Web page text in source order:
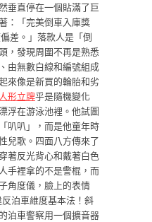
垂直停在一個貼滿了巨
：「完美倒車入庫獎
差。」落款人是「倒
，發現周圍不再是熟悉
由無數白線和編號組成
來像是新買的輪胎和劣
人形立牌乎是隨機變化
浮在游泳池裡。他試圖
叭叭」，而是他童年時
兒歌。四面八方傳來了
著反光背心和戴著白色
手裡拿的不是警棍，而
角度儀，臉上的表情
泊車維度基本法！斜
泊車警察用一個擴音器